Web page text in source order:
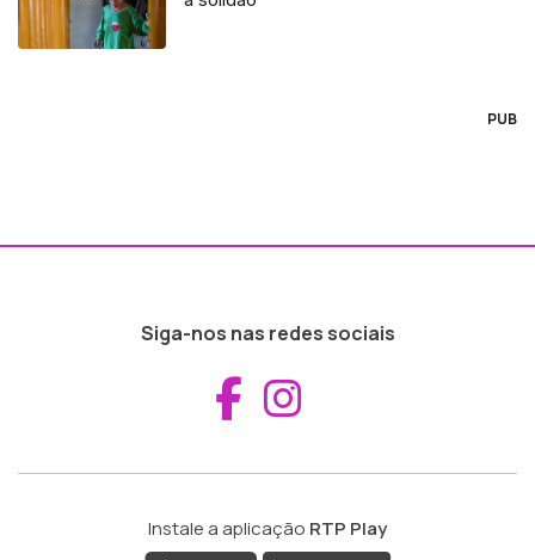
PUB
Siga-nos nas redes sociais
Aceder ao
Instale a aplicação RTP Play